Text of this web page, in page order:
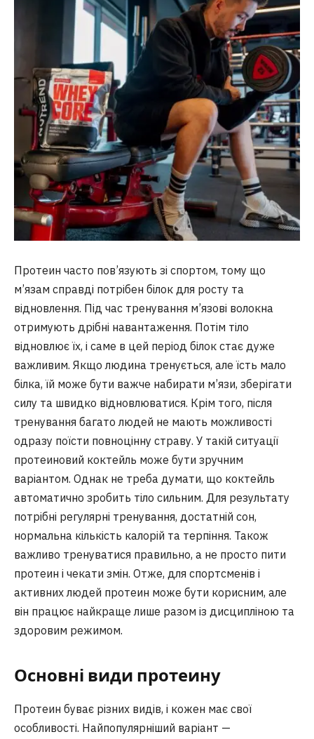
Протеин часто пов’язують зі спортом, тому що
м’язам справді потрібен білок для росту та
відновлення. Під час тренування м’язові волокна
отримують дрібні навантаження. Потім тіло
відновлює їх, і саме в цей період білок стає дуже
важливим. Якщо людина тренується, але їсть мало
білка, їй може бути важче набирати м’язи, зберігати
силу та швидко відновлюватися. Крім того, після
тренування багато людей не мають можливості
одразу поїсти повноцінну страву. У такій ситуації
протеиновий коктейль може бути зручним
варіантом. Однак не треба думати, що коктейль
автоматично зробить тіло сильним. Для результату
потрібні регулярні тренування, достатній сон,
нормальна кількість калорій та терпіння. Також
важливо тренуватися правильно, а не просто пити
протеин і чекати змін. Отже, для спортсменів і
активних людей протеин може бути корисним, але
він працює найкраще лише разом із дисципліною та
здоровим режимом.
Основні види протеину
Протеин буває різних видів, і кожен має свої
особливості. Найпопулярніший варіант —